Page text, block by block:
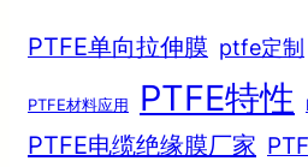
PTFE单向拉伸膜 ptfe定制
PTFE材料应用 PTFE特性
PTFE电缆绝缘膜厂家